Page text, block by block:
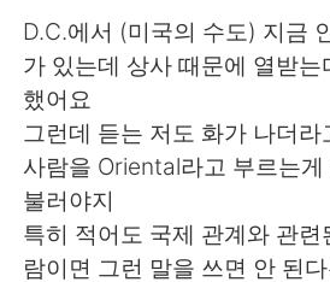
D.C.에서 (미국의 수도) 지금
가 있는데 상사 때문에 열받는
했어요
그런데 듣는 저도 화가 나더라
사람을 Oriental라고 부르는게
불러야지
특히 적어도 국제 관계와 관
람이면 그런 말을 쓰면 안 된